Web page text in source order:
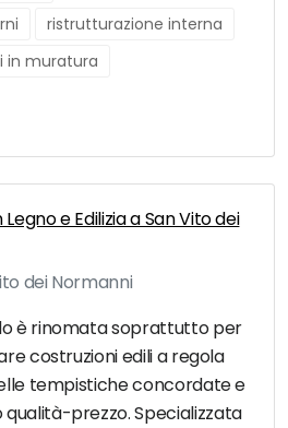
ristrutturazione interna
in muratura
e Edilizia a San Vito dei
dei Normanni
è rinomata soprattutto per
costruzioni edili a regola
tempistiche concordate e
prezzo. Specializzata